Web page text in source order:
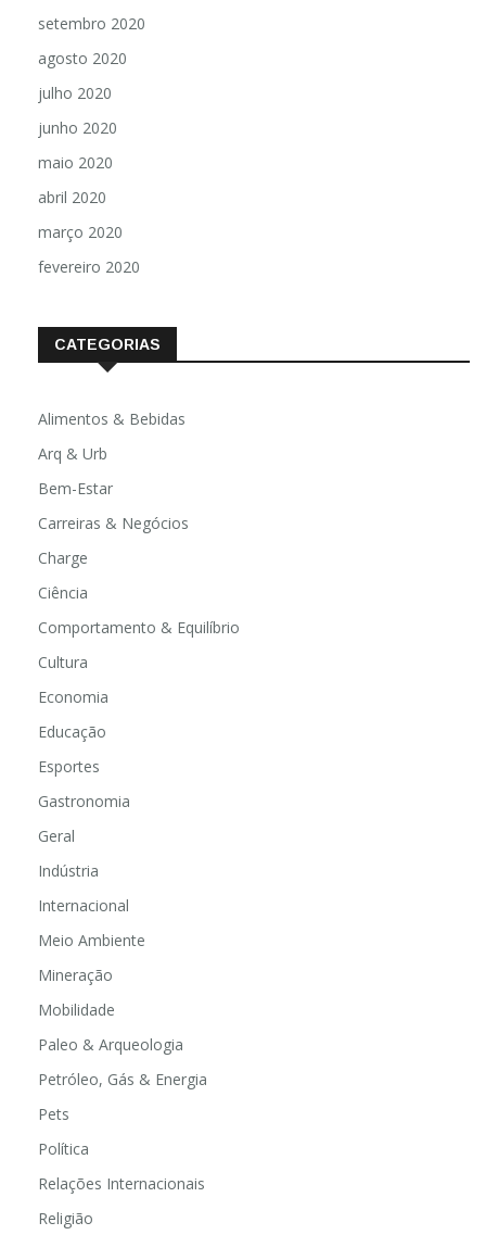
setembro 2020
agosto 2020
julho 2020
junho 2020
maio 2020
abril 2020
março 2020
fevereiro 2020
CATEGORIAS
Alimentos & Bebidas
Arq & Urb
Bem-Estar
Carreiras & Negócios
Charge
Ciência
Comportamento & Equilíbrio
Cultura
Economia
Educação
Esportes
Gastronomia
Geral
Indústria
Internacional
Meio Ambiente
Mineração
Mobilidade
Paleo & Arqueologia
Petróleo, Gás & Energia
Pets
Política
Relações Internacionais
Religião